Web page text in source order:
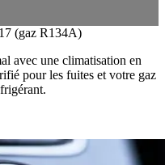
(gaz R134A)
avec une climatisation en
pour les fuites et votre gaz